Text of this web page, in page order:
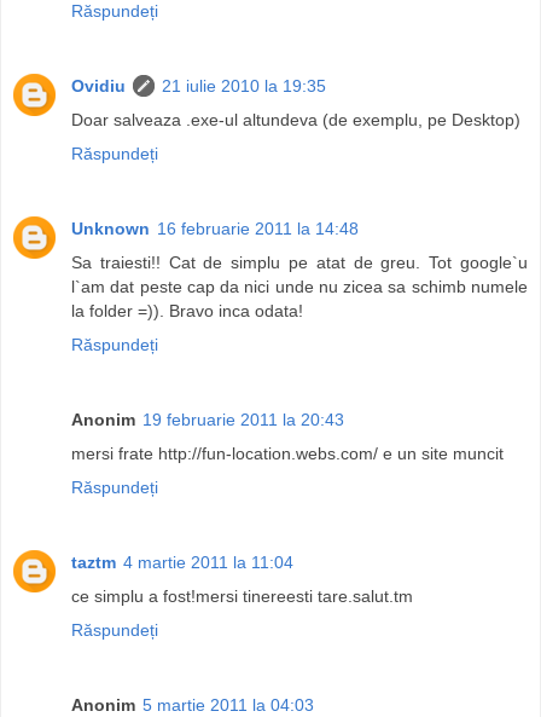
Răspundeți
Ovidiu
21 iulie 2010 la 19:35
Doar salveaza .exe-ul altundeva (de exemplu, pe Desktop)
Răspundeți
Unknown 16 februarie 2011 la 14:48
Sa traiesti!! Cat de simplu pe atat de greu. Tot google`u
l`am dat peste cap da nici unde nu zicea sa schimb numele
la folder =)). Bravo inca odata!
Răspundeți
Anonim 19 februarie 2011 la 20:43
mersi frate http://fun-location.webs.com/ e un site muncit
Răspundeți
taztm 4 martie 2011 la 11:04
ce simplu a fost!mersi tinereesti tare.salut.tm
Răspundeți
Anonim 5 martie 2011 la 04:03